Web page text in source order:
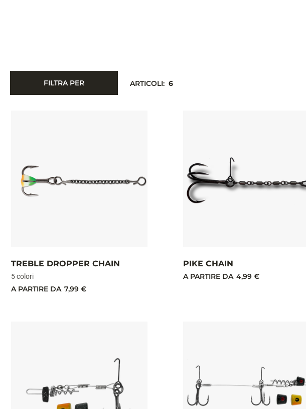
FILTRA PER ARTICOLI: 6
TREBLE DROPPER CHAIN
5 colori
A PARTIRE DA 7,99 €
PIKE CHAIN
A PARTIRE DA 4,99 €